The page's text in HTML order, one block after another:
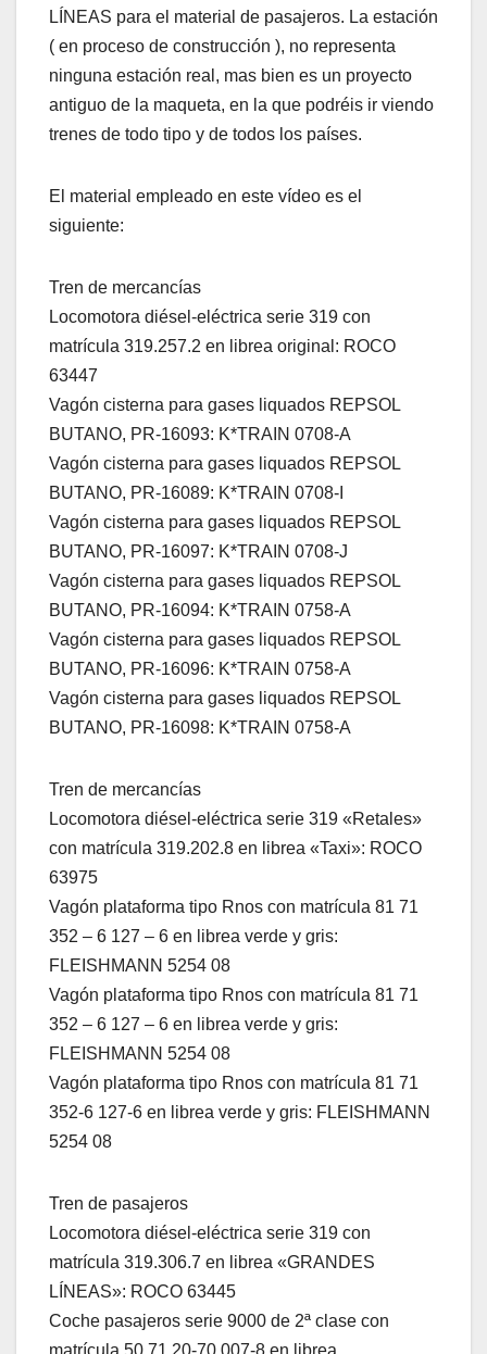
LÍNEAS para el material de pasajeros. La estación
( en proceso de construcción ), no representa
ninguna estación real, mas bien es un proyecto
antiguo de la maqueta, en la que podréis ir viendo
trenes de todo tipo y de todos los países.
El material empleado en este vídeo es el
siguiente:
Tren de mercancías
Locomotora diésel-eléctrica serie 319 con
matrícula 319.257.2 en librea original: ROCO
63447
Vagón cisterna para gases liquados REPSOL
BUTANO, PR-16093: K*TRAIN 0708-A
Vagón cisterna para gases liquados REPSOL
BUTANO, PR-16089: K*TRAIN 0708-I
Vagón cisterna para gases liquados REPSOL
BUTANO, PR-16097: K*TRAIN 0708-J
Vagón cisterna para gases liquados REPSOL
BUTANO, PR-16094: K*TRAIN 0758-A
Vagón cisterna para gases liquados REPSOL
BUTANO, PR-16096: K*TRAIN 0758-A
Vagón cisterna para gases liquados REPSOL
BUTANO, PR-16098: K*TRAIN 0758-A
Tren de mercancías
Locomotora diésel-eléctrica serie 319 «Retales»
con matrícula 319.202.8 en librea «Taxi»: ROCO
63975
Vagón plataforma tipo Rnos con matrícula 81 71
352 – 6 127 – 6 en librea verde y gris:
FLEISHMANN 5254 08
Vagón plataforma tipo Rnos con matrícula 81 71
352 – 6 127 – 6 en librea verde y gris:
FLEISHMANN 5254 08
Vagón plataforma tipo Rnos con matrícula 81 71
352-6 127-6 en librea verde y gris: FLEISHMANN
5254 08
Tren de pasajeros
Locomotora diésel-eléctrica serie 319 con
matrícula 319.306.7 en librea «GRANDES
LÍNEAS»: ROCO 63445
Coche pasajeros serie 9000 de 2ª clase con
matrícula 50 71 20-70 007-8 en librea